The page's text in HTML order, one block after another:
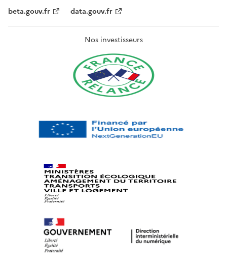
beta.gouv.fr
data.gouv.fr
Nos investisseurs